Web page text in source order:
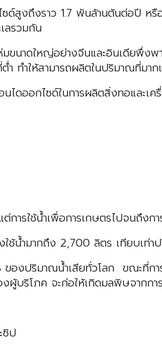
ด์สูงถึงราว 1.7 พันล้านตันต่อปี ห
ลรวมกัน
ขนาดใหญ่อย่างจีนและอินเดียพึ่ง
ทำให้สามารถผลิตในปริมาณที่ม
ดออกไซด์ในการผลิตสิ่งทอและเ
ารใช้น้ำเพื่อการเกษตรไปจนถึงก
ช้น้ำมากถึง 2,700 ลิตร เทียบเท่
องปริมาณน้ำเสียทั่วโลก ขณะที่ก
ผู้บริโภค จะก่อให้เกิดมลพิษจาก
ซิป